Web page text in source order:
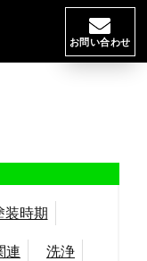
お問い合わせ
装時期
連 洗浄